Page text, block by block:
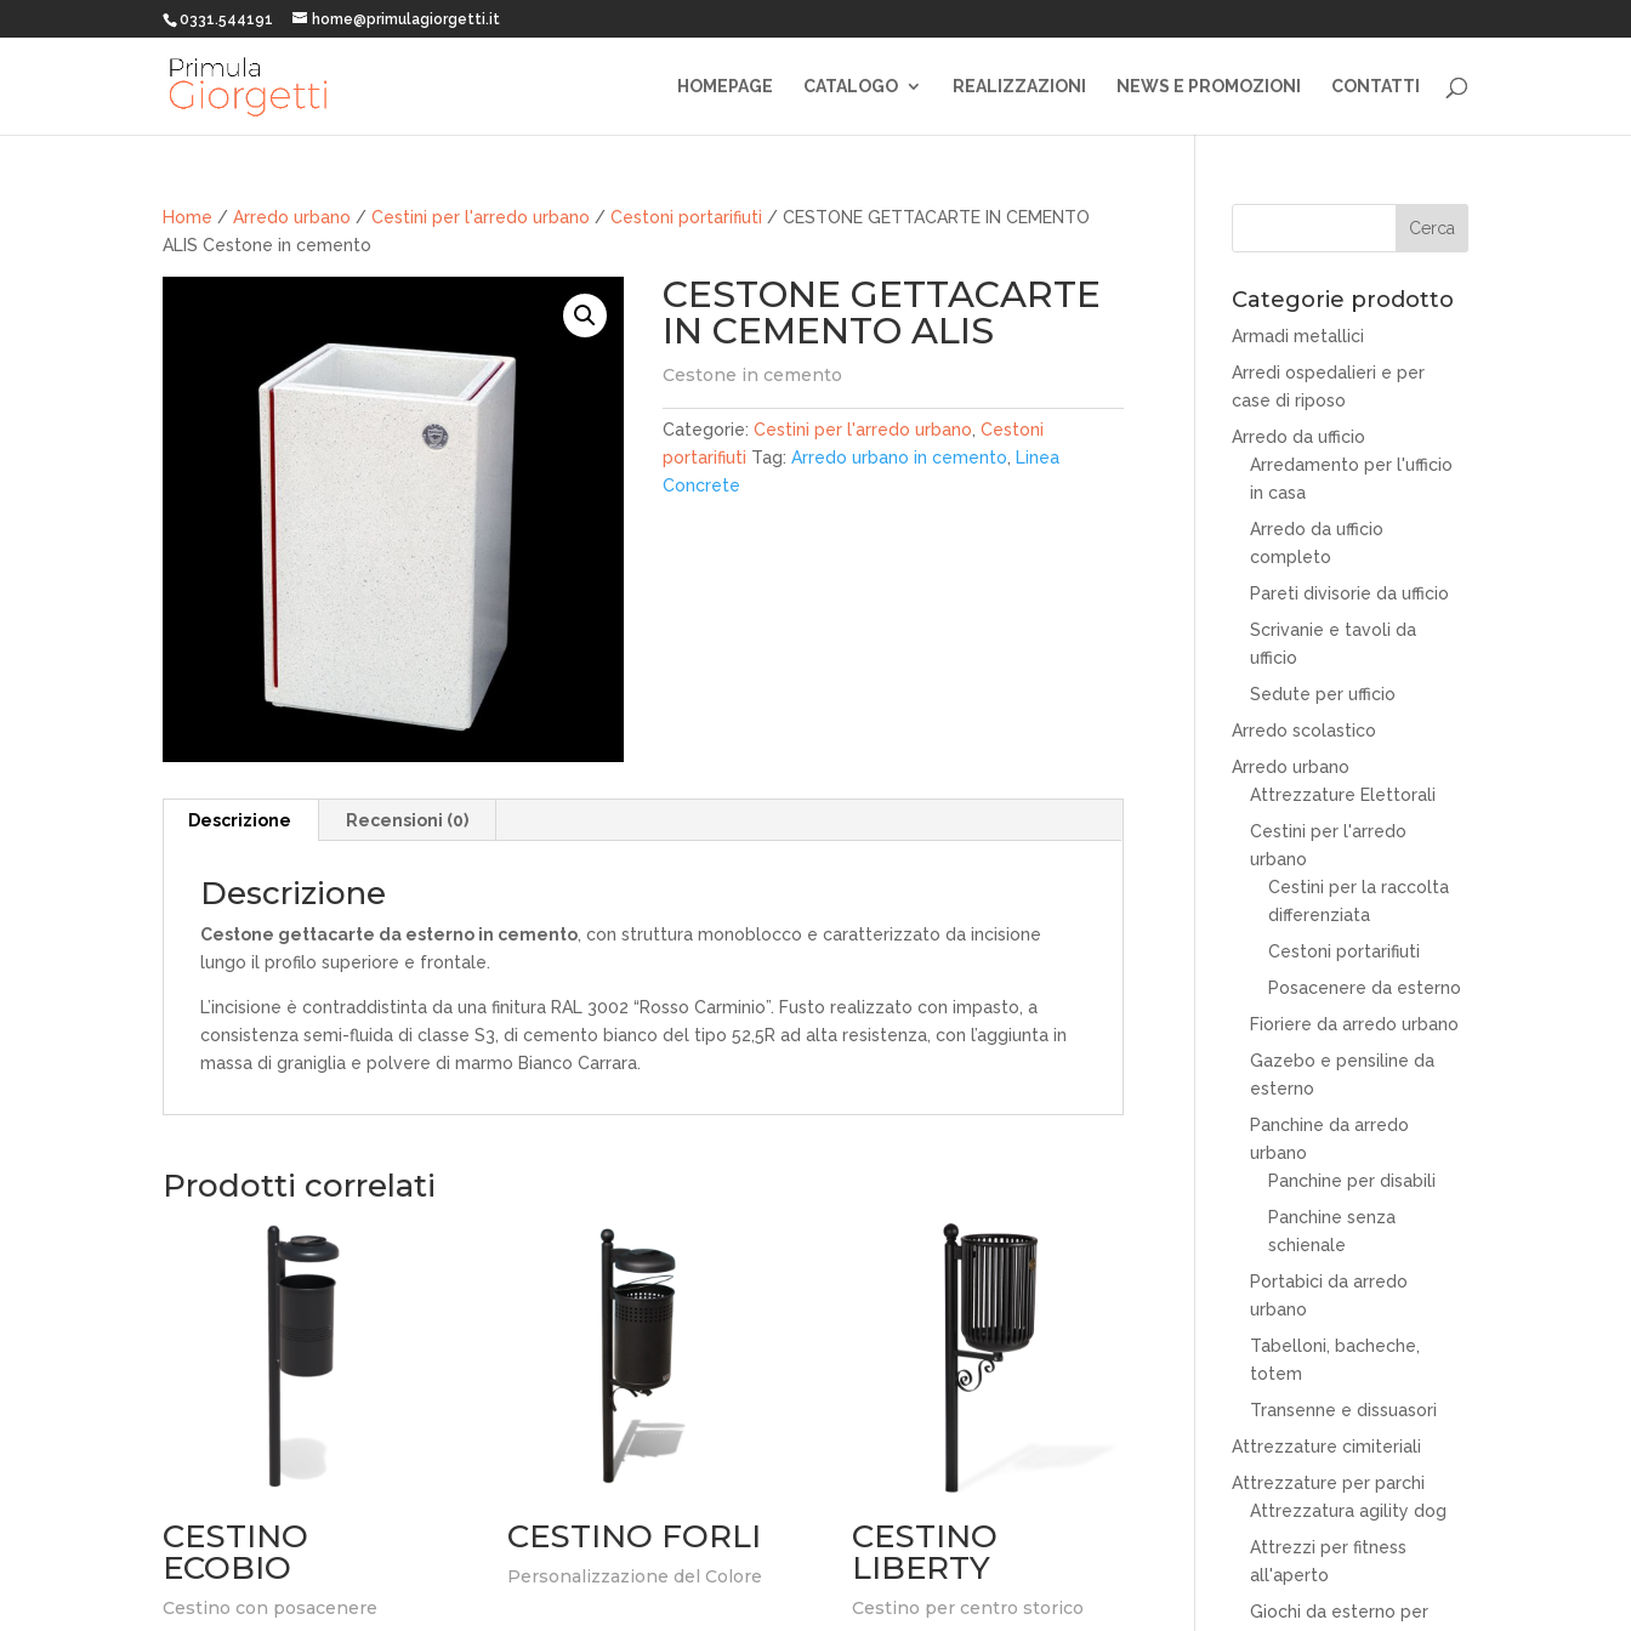
0331.544191 home@primulagiorgetti.it
HOMEPAGE CATALOGO REALIZZAZIONI NEWS E PROMOZIONI CONTATTI
Home /Arredo urbano /Cestini per l'arredo urbano /Cestoni portarifiuti / CESTONE GETTACARTE IN CEMENTO
ALIS Cestone in cemento
CESTONE GETTACARTE
IN CEMENTO ALIS
Cestone in cemento
Categorie:Cestini per l'arredo urbano ,Cestoni
portarifiuti Tag:Arredo urbano in cemento
Linea
Concrete
Descrizione Recensioni (0)
Descrizione
Cestone gettacarte da esterno in cemento, con struttura monoblocco e caratterizzato da incisione
lungo il profilo superiore e frontale.
L’incisione è contraddistinta da una finitura RAL 3002 “Rosso Carminio”. Fusto realizzato con impasto, a
consistenza semi-fluida di classe S3, di cemento bianco del tipo 52,5R ad alta resistenza, con l’aggiunta in
massa di graniglia e polvere di marmo Bianco Carrara.
Prodotti correlati
CESTINO
ECOBIO
Cestino con posacenere
CESTINO FORLI
Personalizzazione del Colore
CESTINO
LIBERTY
Cestino per centro storico
Categorie prodotto
Armadi metallici
Arredi ospedalieri e per
case di riposo
Arredo da ufficio
Arredamento per l'ufficio
in casa
Arredo da ufficio
completo
Pareti divisorie da ufficio
Scrivanie e tavoli da
ufficio
Sedute per ufficio
Arredo scolastico
Arredo urbano
Attrezzature Elettorali
Cestini per l'arredo
urbano
Cestini per la raccolta
differenziata
Cestoni portarifiuti
Posacenere da esterno
Fioriere da arredo urbano
Gazebo e pensiline da
esterno
Panchine da arredo
urbano
Panchine per disabili
Panchine senza
schienale
Portabici da arredo
urbano
Tabelloni, bacheche,
totem
Transenne e dissuasori
Attrezzature cimiteriali
Attrezzature per parchi
Attrezzatura agility dog
Attrezzi per fitness
all'aperto
Giochi da esterno per